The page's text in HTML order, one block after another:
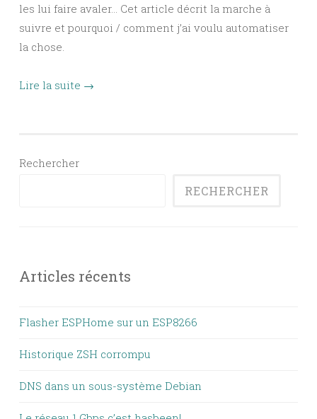
les lui faire avaler… Cet article décrit la marche à
suivre et pourquoi / comment j’ai voulu automatiser
la chose.
Lire la suite →
Rechercher
RECHERCHER
Articles récents
Flasher ESPHome sur un ESP8266
Historique ZSH corrompu
DNS dans un sous-système Debian